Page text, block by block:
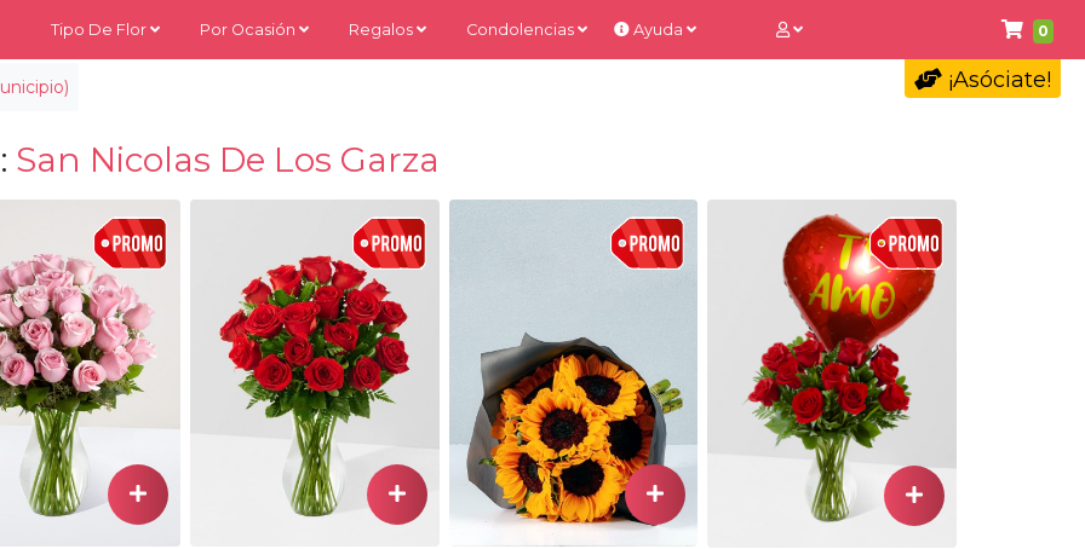
0
Tipo De Flor Por Ocasión Regalos Condolencias Ayuda
¡Asóciate!
San Nicolas De Los Garza